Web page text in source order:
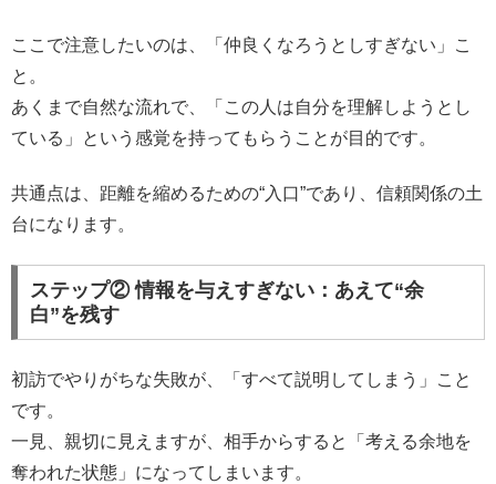
ここで注意したいのは、「仲良くなろうとしすぎない」こ
と。
あくまで自然な流れで、「この人は自分を理解しようとし
ている」という感覚を持ってもらうことが目的です。
共通点は、距離を縮めるための“入口”であり、信頼関係の土
台になります。
ステップ② 情報を与えすぎない：あえて“余
白”を残す
初訪でやりがちな失敗が、「すべて説明してしまう」こと
です。
一見、親切に見えますが、相手からすると「考える余地を
奪われた状態」になってしまいます。